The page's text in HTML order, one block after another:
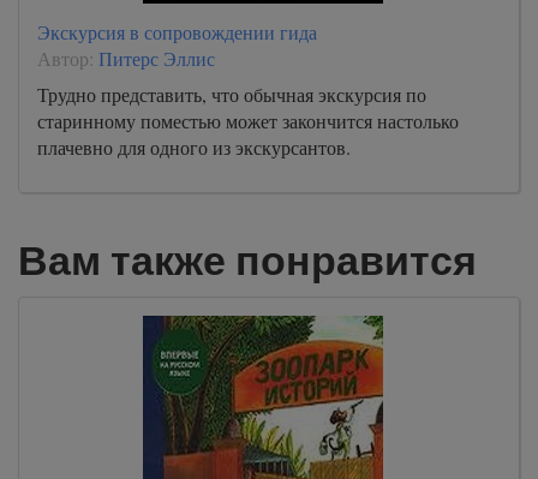
Экскурсия в сопровождении гида
Автор: Питерс Эллис
Трудно представить, что обычная экскурсия по
старинному поместью может закончится настолько
плачевно для одного из экскурсантов.
Вам также понравится